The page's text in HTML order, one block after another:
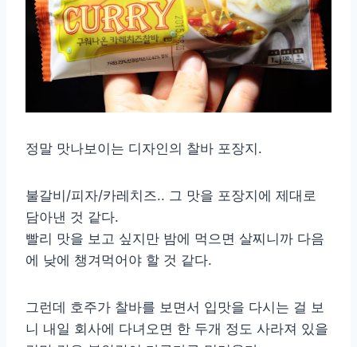
정말 맛나보이는 디자인의 찰바 포장지.
불갈비/피자/카레치즈.. 그 맛을 포장지에 제대로
담아낸 것 같다.
빨리 맛을 보고 싶지만 밤에 먹으면 살찌니까 다음
에 낮에 챙겨먹어야 할 것 같다.
그런데 호주가 찰바를 보면서 입맛을 다시는 걸 보
니 내일 회사에 다녀오면 한 두개 정도 사라져 있을